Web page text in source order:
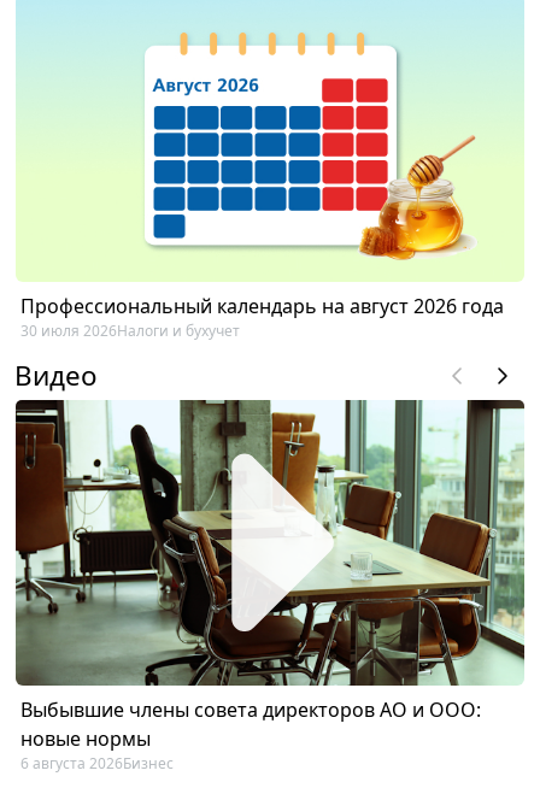
Профессиональный календарь на август 2026 года
30 июля 2026Налоги и бухучет
Видео
Выбывшие члены совета директоров АО и ООО:
новые нормы
6 августа 2026Бизнес